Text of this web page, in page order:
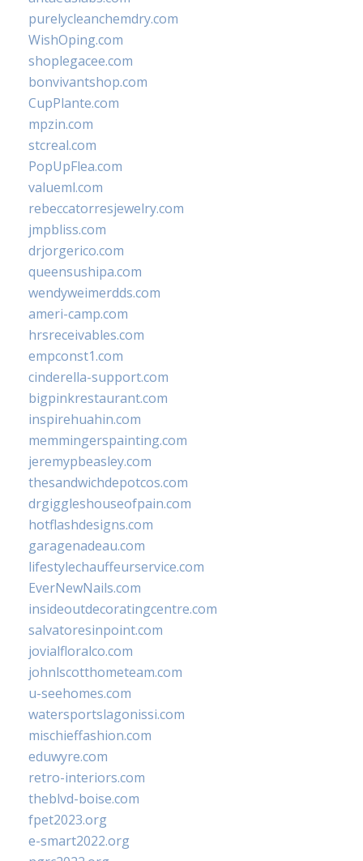
purelycleanchemdry.com
WishOping.com
shoplegacee.com
bonvivantshop.com
CupPlante.com
mpzin.com
stcreal.com
PopUpFlea.com
valueml.com
rebeccatorresjewelry.com
jmpbliss.com
drjorgerico.com
queensushipa.com
wendyweimerdds.com
ameri-camp.com
hrsreceivables.com
empconst1.com
cinderella-support.com
bigpinkrestaurant.com
inspirehuahin.com
memmingerspainting.com
jeremypbeasley.com
thesandwichdepotcos.com
drgiggleshouseofpain.com
hotflashdesigns.com
garagenadeau.com
lifestylechauffeurservice.com
EverNewNails.com
insideoutdecoratingcentre.com
salvatoresinpoint.com
jovialfloralco.com
johnlscotthometeam.com
u-seehomes.com
watersportslagonissi.com
mischieffashion.com
eduwyre.com
retro-interiors.com
theblvd-boise.com
fpet2023.org
e-smart2022.org